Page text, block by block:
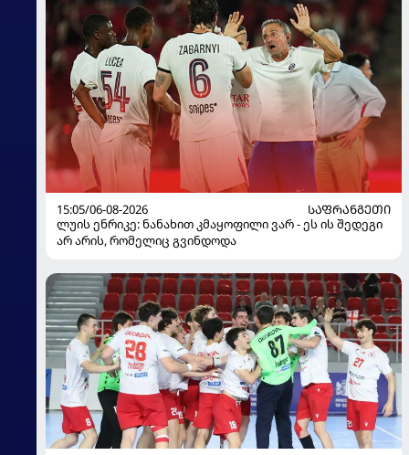
15:05/06-08-2026
ᲡᲐᲤᲠᲐᲜᲒᲔᲗᲘ
ლუის ენრიკე: ნანახით კმაყოფილი ვარ - ეს ის შედეგი
არ არის, რომელიც გვინდოდა